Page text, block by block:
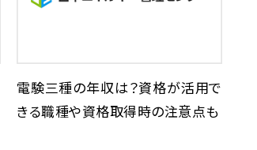
電験三種の年収は？資格が活用で
きる職種や資格取得時の注意点も